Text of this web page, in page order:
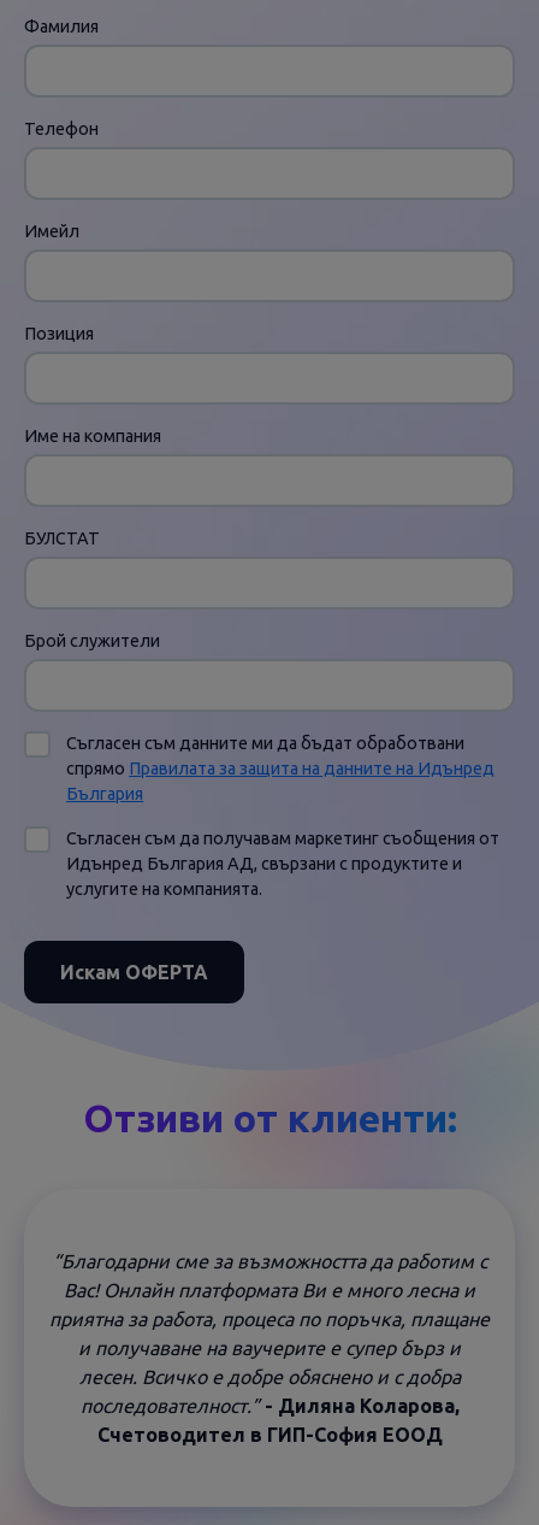
Фамилия
Телефон
Имейл
Позиция
Име на компания
БУЛСТАТ
Брой служители
Съгласен съм данните ми да бъдат обработвани
спрямо Правилата за защита на данните на Идънред
България
Съгласен съм да получавам маркетинг съобщения от
Идънред България АД, свързани с продуктите и
услугите на компанията.
Искам ОФЕРТА
Отзиви от клиенти:
“Благодарни сме за възможността да работим с
Вас! Онлайн платформата Ви е много лесна и
приятна за работа, процеса по поръчка, плащане
и получаване на ваучерите е супер бърз и
лесен. Всичко е добре обяснено и с добра
последователност.” - Диляна Коларова,
Счетоводител в ГИП-София ЕООД